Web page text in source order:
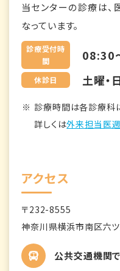
当センターの診療は
なっています。
診療受付時
間
08:30
休診日 土曜・
診療時間は各診療科
詳しくは外来担当医
アクセス
〒232-8555
神奈川県横浜市南区六
公共交通機関